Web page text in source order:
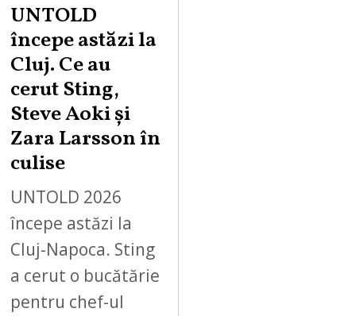
UNTOLD
începe astăzi la
Cluj. Ce au
cerut Sting,
Steve Aoki și
Zara Larsson în
culise
UNTOLD 2026
începe astăzi la
Cluj-Napoca. Sting
a cerut o bucătărie
pentru chef-ul